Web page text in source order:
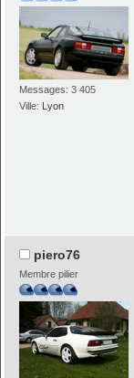
Messages: 3 405
Ville: Lyon
piero76
Membre pilier